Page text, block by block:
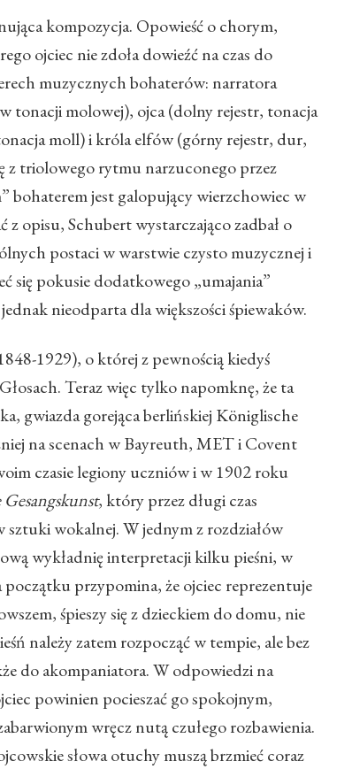
kompozycja. Opowieść o chorym,
ojciec nie zdoła dowieźć na czas do
muzycznych bohaterów: narratora
tonacji molowej), ojca (dolny rejestr, tonacja
moll) i króla elfów (górny rejestr, dur,
z triolowego rytmu narzuconego przez
bohaterem jest galopujący wierzchowiec w
opisu, Schubert wystarczająco zadbał o
postaci w warstwie czysto muzycznej i
się pokusie dodatkowego „umajania”
nieodparta dla większości śpiewaków.
1929), o której z pewnością kiedyś
Teraz więc tylko napomknę, że ta
gwiazda gorejąca berlińskiej Königlische
na scenach w Bayreuth, MET i Covent
czasie legiony uczniów i w 1902 roku
, który przez długi czas
sztuki wokalnej. W jednym z rozdziałów
wykładnię interpretacji kilku pieśni, w
początku przypomina, że ojciec reprezentuje
śpieszy się z dzieckiem do domu, nie
należy zatem rozpocząć w tempie, ale bez
do akompaniatora. W odpowiedzi na
powinien pocieszać go spokojnym,
wręcz nutą czułego rozbawienia.
słowa otuchy muszą brzmieć coraz